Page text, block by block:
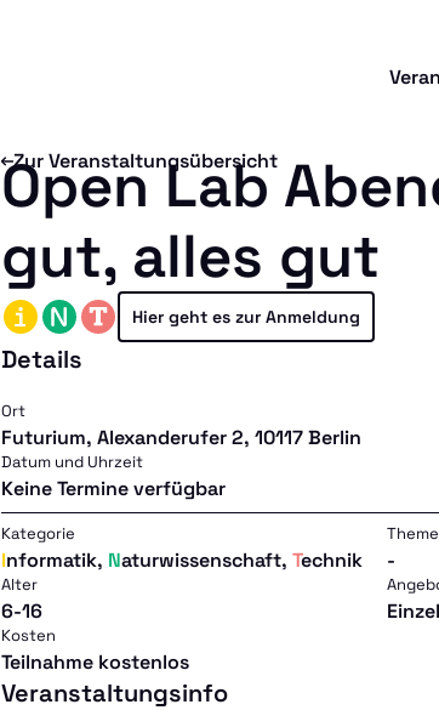
Zur Veranstaltungsübersicht
Open Lab
gut, alles gut
Hier geht es zur Anmeldung
Details
Ort
Futurium, Alexanderufer 2, 10117 Berlin
Datum und Uhrzeit
Keine Termine verfügbar
Kategorie
Informatik, Naturwissenschaft, Technik -
Alter
6-16
Kosten
Teilnahme kostenlos
Veranstaltungsinfo